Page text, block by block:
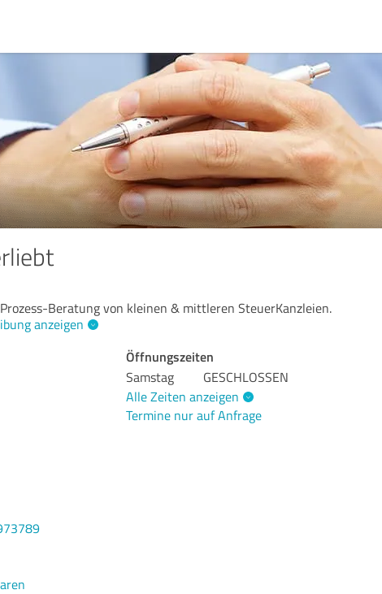
Beratung von kleinen & mittleren SteuerKanzleien.
anzeigen
Öffnungszeiten
Samstag
GESCHLOSSEN
Alle Zeiten anzeigen
Termine nur auf Anfrage